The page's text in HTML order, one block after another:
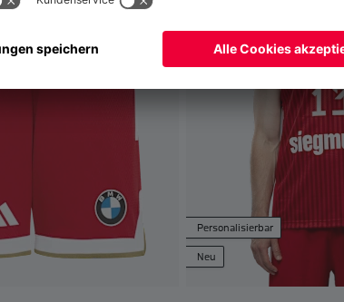
Personalisierbar
Neu